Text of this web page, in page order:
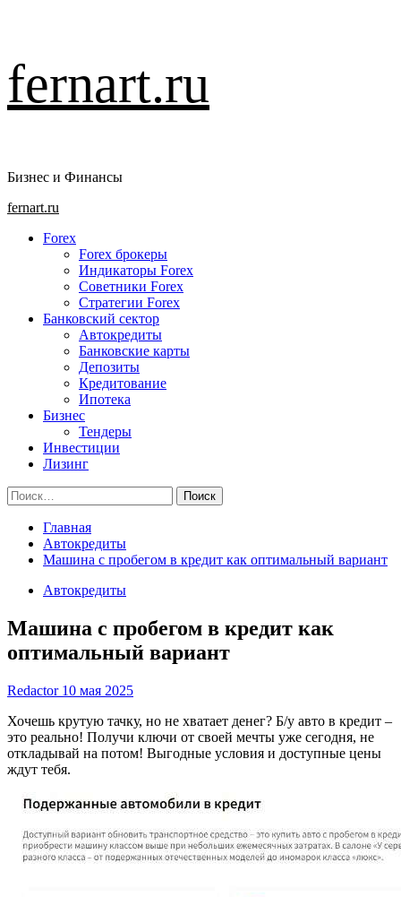
Перейти
к
содержимому
fernart.ru
Бизнес и Финансы
Основное
fernart.ru
Forex
Forex брокеры
Индикаторы Forex
Советники Forex
Стратегии Forex
Банковский сектор
Автокредиты
Банковские карты
Депозиты
Кредитование
Ипотека
Бизнес
Тендеры
Инвестиции
Лизинг
Найти:
Главная
Автокредиты
Машина с пробегом в кредит как оптимальный вариант
Автокредиты
Машина с пробегом в кредит как
оптимальный вариант
Redactor 10 мая 2025
Хочешь крутую тачку, но не хватает денег? Б/у авто в кредит –
это реально! Получи ключи от своей мечты уже сегодня, не
откладывай на потом! Выгодные условия и доступные цены
ждут тебя.